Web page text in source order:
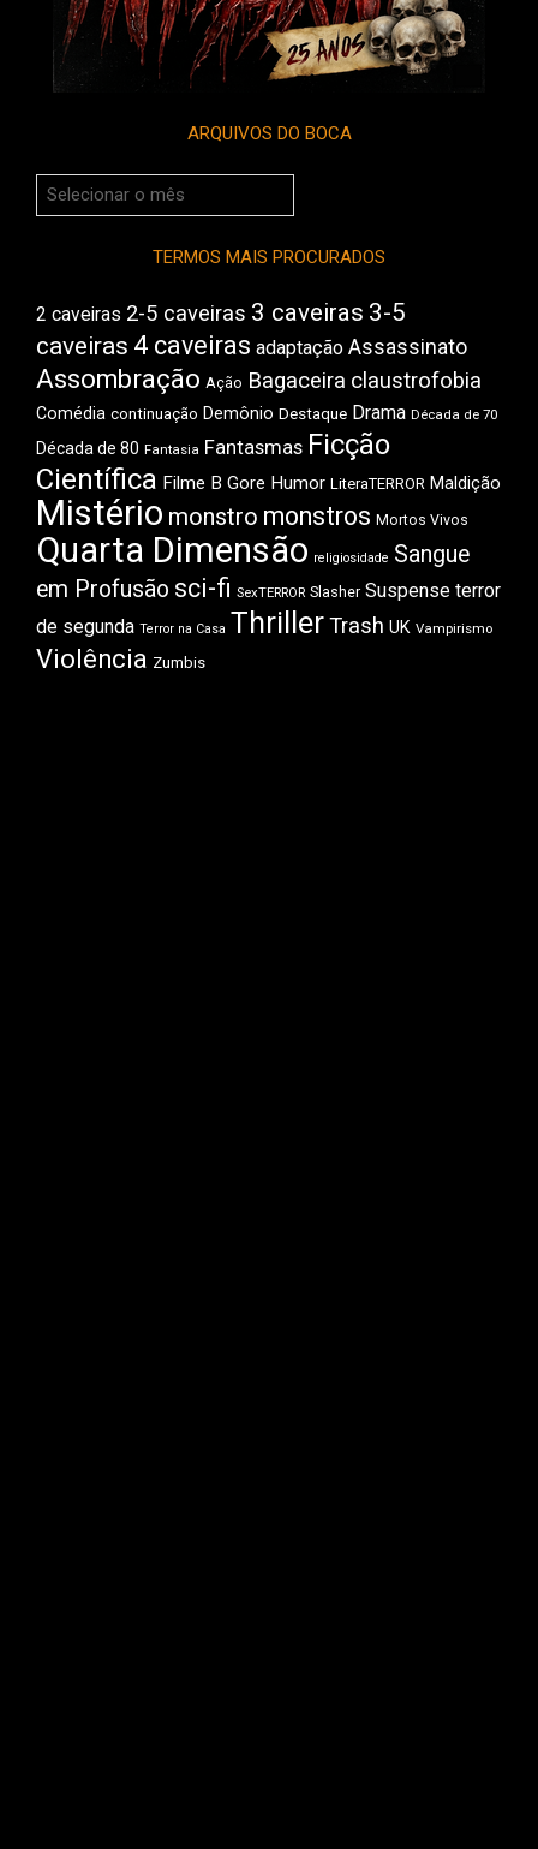
ARQUIVOS DO BOCA
Arquivos
do
TERMOS MAIS PROCURADOS
2 caveiras 2-5 caveiras 3 caveiras 3-5
caveiras 4 caveiras adaptação Assassinato
Assombração Ação Bagaceira claustrofobia
Comédia continuação Demônio Destaque Drama Década de 70
Década de 80 Fantasia Fantasmas Ficção
Científica Filme B Gore Humor LiteraTERROR Maldição
Mistério monstro monstros Mortos Vivos
Quarta Dimensão religiosidade Sangue
em Profusão sci-fi SexTERROR Slasher Suspense terror
de segunda Terror na Casa ThrillerTrash UK Vampirismo
Violência Zumbis